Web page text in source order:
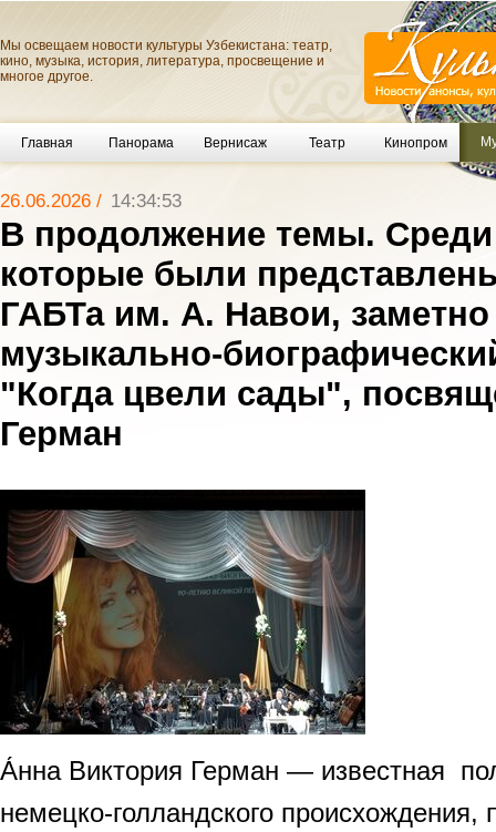
Мы освещаем новости культуры Узбекистана: театр,
кино, музыка, история, литература, просвещение и
многое другое.
Главная Панорама Вернисаж Театр Кинопром
26.06.2026 / 14:34:53
В продолжение темы.
которые были
ГАБТа им. А. Навои,
музыкально-
"Когда цвели сады",
Герман
А́нна Виктория Герман — известная
немецко-голландского происхождения,